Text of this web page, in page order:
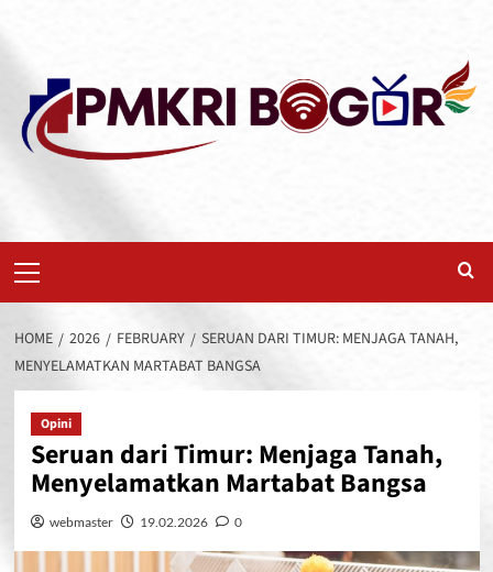
Menu
HOME 2026 FEBRUARY
SERUAN DARI TIMUR: MENJAGA TANAH,
MENYELAMATKAN MARTABAT BANGSA
Opini
Seruan dari Timur: Menjaga Tanah,
Menyelamatkan Martabat Bangsa
webmaster 19.02.2026 0